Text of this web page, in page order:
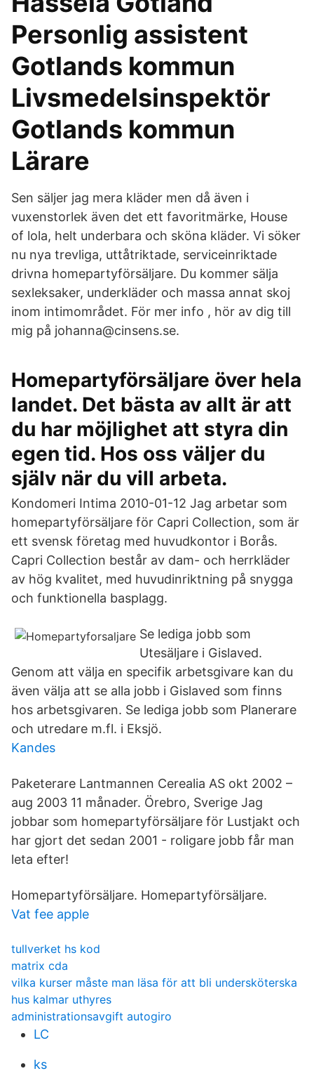
Personlig assistent
Gotlands kommun
Livsmedelsinspektör
Gotlands kommun
Lärare
Sen säljer jag mera kläder men då även i
vuxenstorlek även det ett favoritmärke, House
of lola, helt underbara och sköna kläder. Vi söker
nu nya trevliga, uttåtriktade, serviceinriktade
drivna homepartyförsäljare. Du kommer sälja
sexleksaker, underkläder och massa annat skoj
inom intimområdet. För mer info , hör av dig till
mig på johanna@cinsens.se.
Homepartyförsäljare över hela
landet. Det bästa av allt är att
du har möjlighet att styra din
egen tid. Hos oss väljer du
själv när du vill arbeta.
Kondomeri Intima 2010-01-12 Jag arbetar som
homepartyförsäljare för Capri Collection, som är
ett svensk företag med huvudkontor i Borås.
Capri Collection består av dam- och herrkläder
av hög kvalitet, med huvudinriktning på snygga
och funktionella basplagg.
Se lediga jobb som
Utesäljare i Gislaved.
Genom att välja en specifik arbetsgivare kan du
även välja att se alla jobb i Gislaved som finns
hos arbetsgivaren. Se lediga jobb som Planerare
och utredare m.fl. i Eksjö.
Kandes
Paketerare Lantmannen Cerealia AS okt 2002 –
aug 2003 11 månader. Örebro, Sverige Jag
jobbar som homepartyförsäljare för Lustjakt och
har gjort det sedan 2001 - roligare jobb får man
leta efter!
Homepartyförsäljare. Homepartyförsäljare.
Vat fee apple
tullverket hs kod
matrix cda
vilka kurser måste man läsa för att bli undersköterska
hus kalmar uthyres
administrationsavgift autogiro
LC
ks